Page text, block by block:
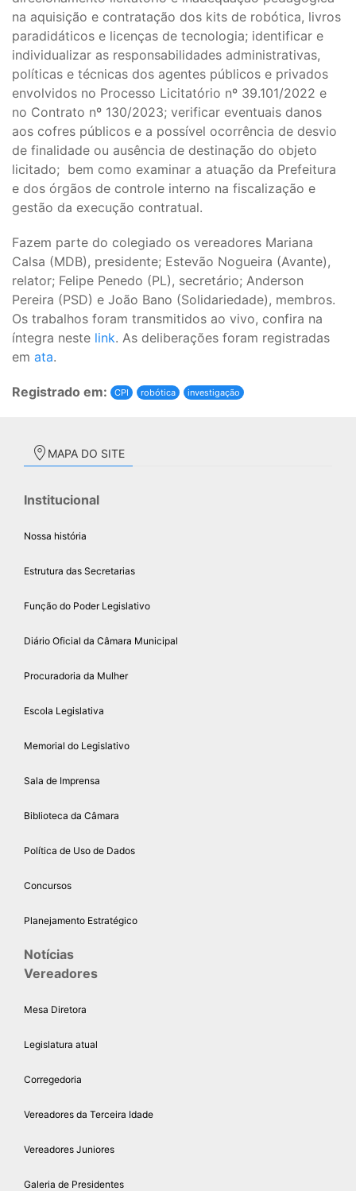
na aquisição e contratação dos kits de robótica, livros
paradidáticos e licenças de tecnologia; identificar e
individualizar as responsabilidades administrativas,
políticas e técnicas dos agentes públicos e privados
envolvidos no Processo Licitatório nº 39.101/2022 e
no Contrato nº 130/2023; verificar eventuais danos
aos cofres públicos e a possível ocorrência de desvio
de finalidade ou ausência de destinação do objeto
licitado; bem como examinar a atuação da Prefeitura
e dos órgãos de controle interno na fiscalização e
gestão da execução contratual.
Fazem parte do colegiado os vereadores Mariana
Calsa (MDB), presidente; Estevão Nogueira (Avante),
relator; Felipe Penedo (PL), secretário; Anderson
Pereira (PSD) e João Bano (Solidariedade), membros.
Os trabalhos foram transmitidos ao vivo, confira na
íntegra neste link. As deliberações foram registradas
em ata.
Registrado em: CPI robótica investigação
MAPA DO SITE
Institucional
Nossa história
Estrutura das Secretarias
Função do Poder Legislativo
Diário Oficial da Câmara Municipal
Procuradoria da Mulher
Escola Legislativa
Memorial do Legislativo
Sala de Imprensa
Biblioteca da Câmara
Política de Uso de Dados
Concursos
Planejamento Estratégico
Notícias
Vereadores
Mesa Diretora
Legislatura atual
Corregedoria
Vereadores da Terceira Idade
Vereadores Juniores
Galeria de Presidentes